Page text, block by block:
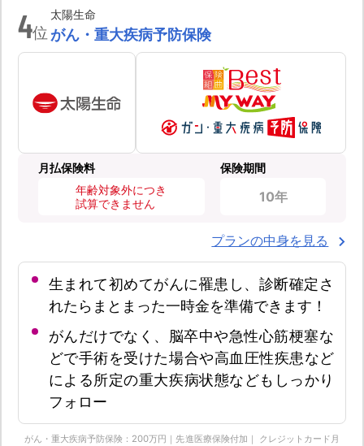
4位
太陽生命
がん・重大疾病予防保険
月払保険料
年齢対象外につき
試算できません
保険期間
10年
プランの中身を見る
生まれて初めてがんに罹患し、診断確定さ
れたらまとまった一時金を準備できます！
がんだけでなく、脳卒中や急性心筋梗塞な
どで手術を受けた場合や高血圧性疾患など
による所定の重大疾病状態などもしっかり
フォロー
がん・重大疾病予防保険：200万円｜先進医療保険付加｜ クレジットカード月